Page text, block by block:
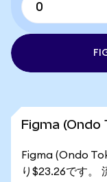
Figma (Ondo
Figma (Ondo
り$23.26です。